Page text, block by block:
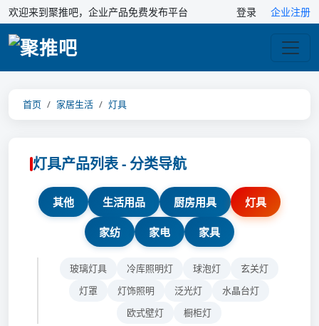
欢迎来到聚推吧，企业产品免费发布平台 登录 企业注册
首页 家居生活 灯具
灯具产品列表 - 分类导航
其他 生活用品 厨房用具 灯具
家纺 家电 家具
玻璃灯具 冷库照明灯 球泡灯
玄关灯
灯罩
灯饰照明 泛光灯
水晶台灯
欧式壁灯
橱柜灯